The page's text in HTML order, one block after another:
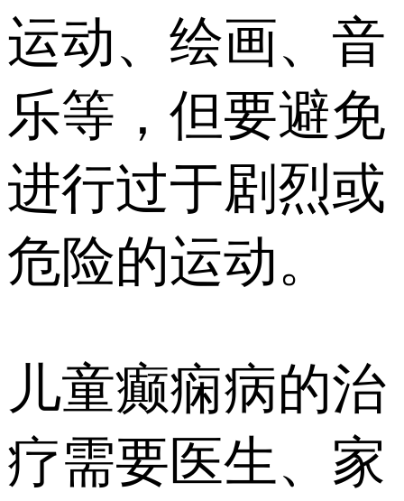
运动、绘画、音
乐等，但要避免
进行过于剧烈或
危险的运动。
儿童癫痫病的治
疗需要医生、家